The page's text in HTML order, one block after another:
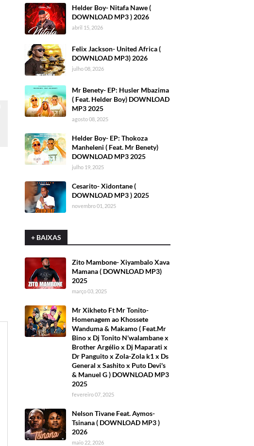
Helder Boy- Nitafa Nawe (
DOWNLOAD MP3 ) 2026
abril 15, 2026
Felix Jackson- United Africa (
DOWNLOAD MP3) 2026
julho 08, 2026
Mr Benety- EP: Husler Mbazima
( Feat. Helder Boy) DOWNLOAD
MP3 2025
agosto 08, 2025
Helder Boy- EP: Thokoza
Manheleni ( Feat. Mr Benety)
DOWNLOAD MP3 2025
julho 19, 2025
Cesarito- Xidontane (
DOWNLOAD MP3 ) 2025
novembro 01, 2025
+ BAIXAS
Zito Mambone- Xiyambalo Xava
Mamana ( DOWNLOAD MP3)
2025
março 03, 2025
Mr Xikheto Ft Mr Tonito-
Homenagem ao Khossete
Wanduma & Makamo ( Feat.Mr
Bino x Dj Tonito N'walambane x
Brother Argélio x Dj Maparati x
Dr Panguito x Zola-Zola k1 x Ds
General x Sashito x Puto Devi's
& Manuel G ) DOWNLOAD MP3
2025
fevereiro 07, 2025
Nelson Tivane Feat. Aymos-
Tsinana ( DOWNLOAD MP3 )
2026
maio 22, 2026